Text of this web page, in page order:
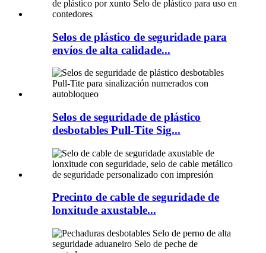
Selos de plástico de seguridade para
envíos de alta calidade...
Selos de seguridade de plástico
desbotables Pull-Tite Sig...
Precinto de cable de seguridade de
lonxitude axustable...